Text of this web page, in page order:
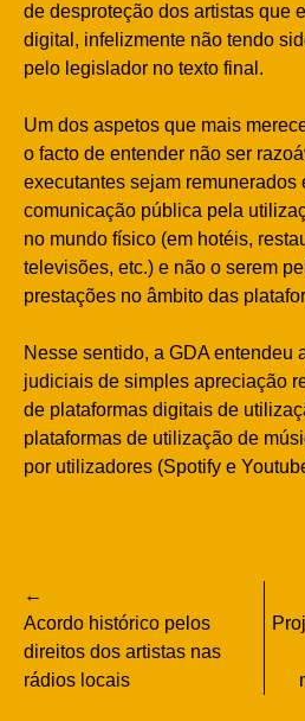
de desproteção dos artistas que
digital, infelizmente não tendo
pelo legislador no texto final.
Um dos aspetos que mais
o facto de entender não ser
executantes sejam remunerados
comunicação pública pela
no mundo físico (em hotéis,
televisões, etc.) e não o serem
prestações no âmbito das
Nesse sentido, a GDA entendeu
judiciais de simples apreciação
de plataformas digitais de
plataformas de utilização de
por utilizadores (Spotify e
Navegação
de
artigos
Acordo histórico pelos
direitos dos artistas nas
rádios locais